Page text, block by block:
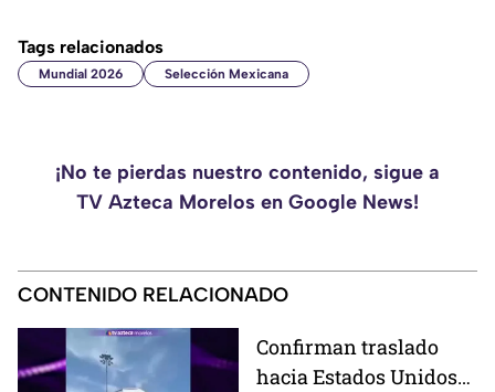
Tags relacionados
Mundial 2026 Selección Mexicana
¡No te pierdas nuestro contenido, sigue a
TV Azteca Morelos en Google News!
CONTENIDO RELACIONADO
Confirman traslado
hacia Estados Unidos